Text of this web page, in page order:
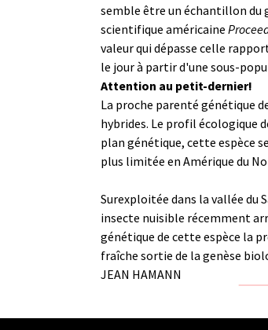
semble être un échantillon du
scientifique américaine
valeur qui dépasse celle
le jour à partir d'une sous-
Attention au petit-dernier!
La proche parenté génétique
hybrides. Le profil écologique
plan génétique, cette espèce
plus limitée en Amérique du
Surexploitée dans la vallée du
insecte nuisible récemment
génétique de cette espèce la
fraîche sortie de la genèse
JEAN HAMANN